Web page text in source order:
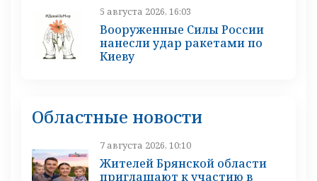
5 августа 2026, 16:03
Вооруженные Силы России
нанесли удар ракетами по
Киеву
Областные новости
7 августа 2026, 10:10
Жителей Брянской области
приглашают к участию в